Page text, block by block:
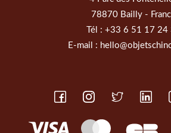
78870 Bailly -
Tél : +33 6 51 17 24
E-mail :